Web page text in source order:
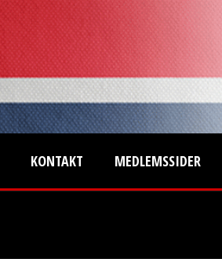
KONTAKT MEDLEMSSIDER